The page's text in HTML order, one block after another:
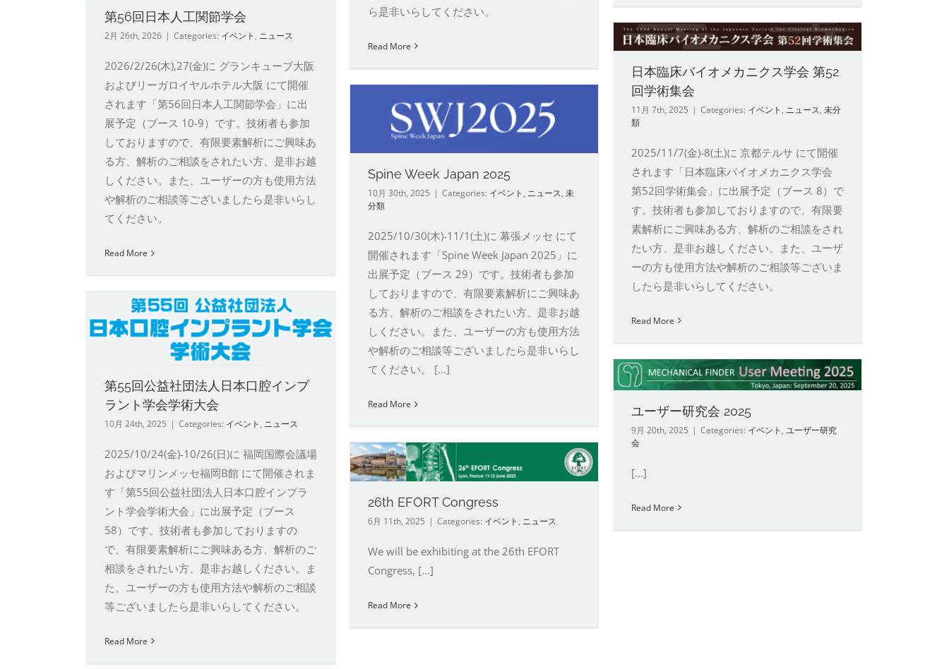
ら是非いらしてください。
Read More
第56回日本人工関節学会
2月 26th, 2026 | Categories: イベント , ニュース
2026/2/26(木),27(金)に グランキューブ大阪
およびリーガロイヤルホテル大阪 にて開催
されます「第56回日本人工関節学会」に出
展予定（ブース 10-9）です。技術者も参加
しておりますので、有限要素解析にご興味あ
る方、解析のご相談をされたい方、是非お越
しください。また、ユーザーの方も使用方法
や解析のご相談等ございましたら是非いらし
てください。
Read More
日本臨床バイオメカニクス学会 第52
回学術集会
11月 7th, 2025 | Categories: イベント , ニュース, 未分
類
2025/11/7(金)-8(土)に 京都テルサ にて開催
されます「日本臨床バイオメカニクス学会
第52回学術集会」に出展予定（ブース 8）で
す。技術者も参加しておりますので、有限要
素解析にご興味ある方、解析のご相談をされ
たい方、是非お越しください。また、ユーザ
ーの方も使用方法や解析のご相談等ございま
したら是非いらしてください。
Read More
Spine Week Japan 2025
イベント ニュース 未分類
Spine Week Japan 2025
10月 30th, 2025 | Categories: イベント , ニュース, 未
分類
2025/10/30(木)-11/1(土)に 幕張メッセ にて
開催されます「Spine Week Japan 2025」に
出展予定（ブース 29）です。技術者も参加
しておりますので、有限要素解析にご興味あ
る方、解析のご相談をされたい方、是非お越
しください。また、ユーザーの方も使用方法
や解析のご相談等ございましたら是非いらし
てください。 [...]
Read More
第55回公益社団法人日本口腔インプ
ラント学会学術大会
10月 24th, 2025 | Categories: イベント , ニュース
2025/10/24(金)-10/26(日)に 福岡国際会議場
およびマリンメッセ福岡B館 にて開催されま
す「第55回公益社団法人日本口腔インプラ
ント学会学術大会」に出展予定（ブース
58）です。技術者も参加しておりますの
で、有限要素解析にご興味ある方、解析のご
相談をされたい方、是非お越しください。ま
た、ユーザーの方も使用方法や解析のご相談
等ございましたら是非いらしてください。
Read More
ユーザー研究会 2025
9月 20th, 2025 | Categories: イベント , ユーザー研究
会
[...]
Read More
26th EFORT Congress
イベント ニュース
26th EFORT Congress
6月 11th, 2025 | Categories: イベント , ニュース
We will be exhibiting at the 26th EFORT
Congress, [...]
Read More